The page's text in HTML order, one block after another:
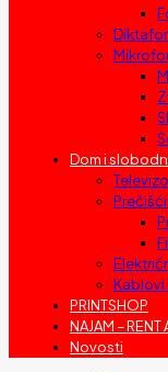
Dom i
Kablovi
PRINTSHOP
NAJAM – RENT
Novosti